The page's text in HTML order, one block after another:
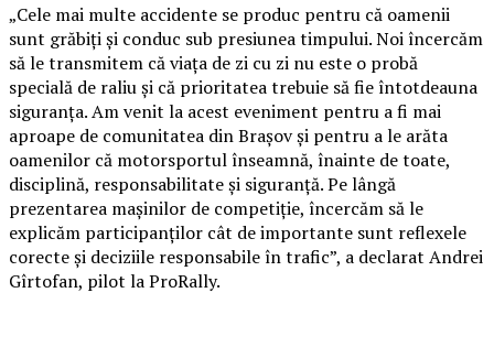
„Cele mai multe accidente se produc pentru că oamenii
sunt grăbiți și conduc sub presiunea timpului. Noi încercăm
să le transmitem că viața de zi cu zi nu este o probă
specială de raliu și că prioritatea trebuie să fie întotdeauna
siguranța. Am venit la acest eveniment pentru a fi mai
aproape de comunitatea din Brașov și pentru a le arăta
oamenilor că motorsportul înseamnă, înainte de toate,
disciplină, responsabilitate și siguranță. Pe lângă
prezentarea mașinilor de competiție, încercăm să le
explicăm participanților cât de importante sunt reflexele
corecte și deciziile responsabile în trafic”, a declarat Andrei
Gîrtofan, pilot la ProRally.